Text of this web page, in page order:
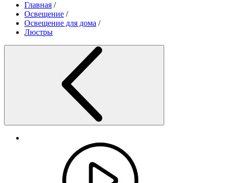
Главная /
Освещение /
Освещение для дома /
Люстры